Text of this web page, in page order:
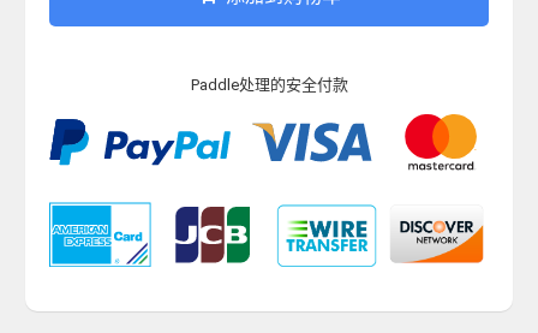
Paddle处理的安全付款